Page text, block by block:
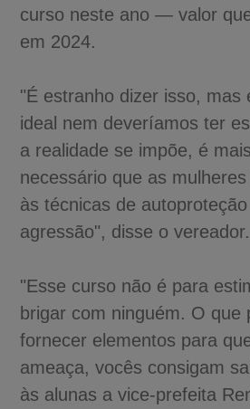
curso neste ano — valor
em 2024.
"É estranho dizer isso, mas
ideal nem deveríamos ter
a realidade se impõe, é
necessário que as
às técnicas de
agressão", disse o vereador.
"Esse curso não é para
brigar com ninguém. O que
fornecer elementos para
ameaça, vocês consigam
às alunas a vice-prefeita